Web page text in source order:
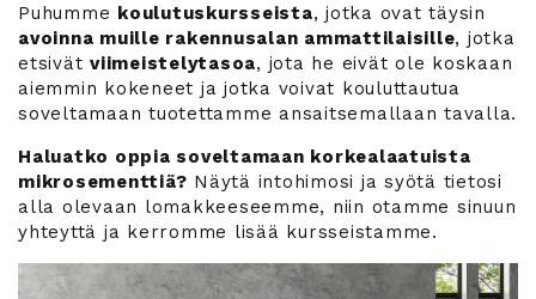
Puhumme koulutuskursseista, jotka ovat täysin
avoinna muille rakennusalan ammattilaisille, jotka
etsivät viimeistelytasoa, jota he eivät ole koskaan
aiemmin kokeneet ja jotka voivat kouluttautua
soveltamaan tuotettamme ansaitsemallaan tavalla.
Haluatko oppia soveltamaan korkealaatuista
mikrosementtiä? Näytä intohimosi ja syötä tietosi
alla olevaan lomakkeeseemme, niin otamme sinuun
yhteyttä ja kerromme lisää kursseistamme.